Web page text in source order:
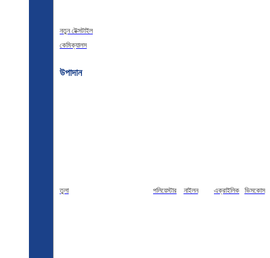
নতুন টেক্সটাইল
কেমিক্যালস
উপাদান
তুলা পলিয়েস্টার নাইলন এক্রাইলিক ভিসকোস